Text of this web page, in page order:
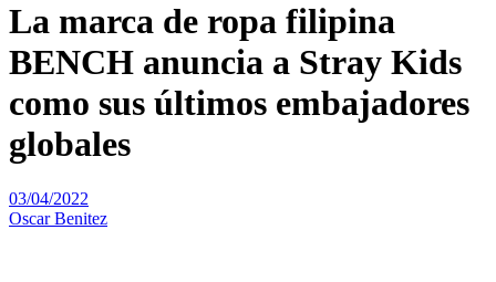
La marca de ropa filipina
BENCH anuncia a Stray Kids
como sus últimos embajadores
globales
03/04/2022
Oscar Benitez